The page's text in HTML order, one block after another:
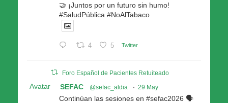
🤝 ¡Juntos por un futuro sin humo!
#SaludPública #NoAlTabaco
4 5 Twitter
Foro Español de Pacientes Retuiteado
Avatar SEFAC @sefac_aldia · 29 May
Continúan las sesiones en #sefac2026 🗣️